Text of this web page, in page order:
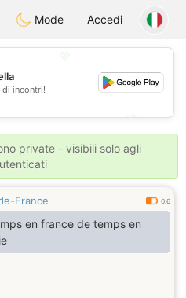
Mode Accedi
💕
di incontri!
private - visibili solo agli
France 0.6
en france de temps en